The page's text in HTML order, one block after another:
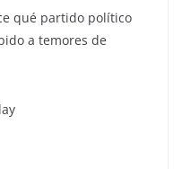
qué partido político
a temores de